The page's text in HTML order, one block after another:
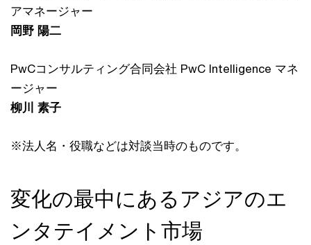
アマネージャー
岡野 陽二
PwCコンサルティング合同会社 PwC Intelligence マネ
ージャー
柳川 素子
※法人名・役職などは対談当時のものです。
変化の最中にあるアジアのエ
ンタテイメント市場